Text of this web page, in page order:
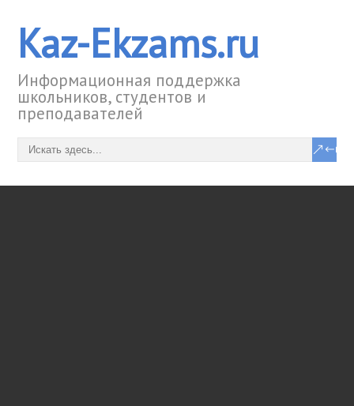
Kaz-Ekzams.ru
Информационная поддержка
школьников, студентов и
преподавателей